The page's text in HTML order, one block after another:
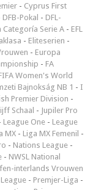
- Cyprus First
DFB-Pokal - DFL-
Categoría Serie A - EFL
- Eliteserien -
- Europa
- FA
Women's World
Bajnokság NB 1 - I
Premier Division -
Schaal - Jupiler Pro
League One - League
MX - Liga MX Femenil -
- Nations League -
- NWSL National
interlands Vrouwen
- Premjer-Liga -